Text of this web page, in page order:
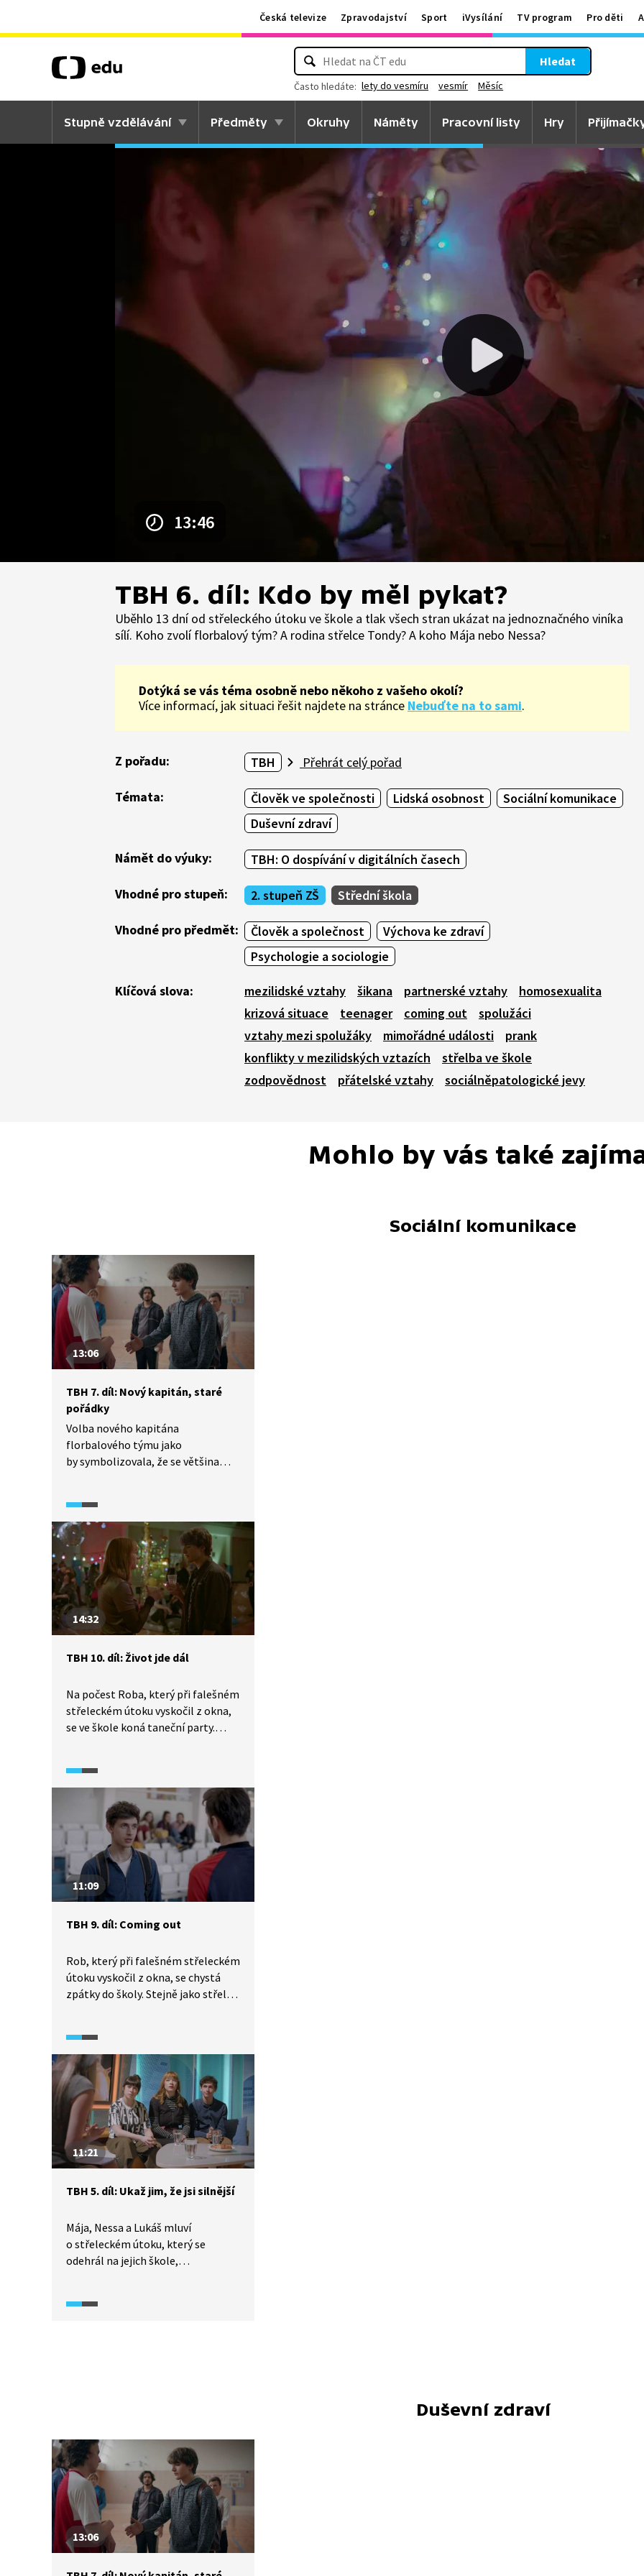
Česká televize Zpravodajství Sport iVysílání TV program Pro děti
Hledat
Často hledáte: lety do vesmíru vesmír Měsíc
Stupně vzdělávání Předměty Okruhy Náměty Pracovní listy Hry
13:46
TBH 6. díl: Kdo by měl pykat?
Uběhlo 13 dní od střeleckého útoku ve škole a tlak všech stran ukázat na jednoznačného viníka
sílí. Koho zvolí florbalový tým? A rodina střelce Tondy? A koho Mája nebo Nessa?
Dotýká se vás téma osobně nebo někoho z vašeho okolí?
Více informací, jak situaci řešit najdete na stránce Nebuďte na to sami.
Z pořadu: TBH Přehrát celý pořad
Témata: Člověk ve společnosti Lidská osobnost
Sociální komunikace
Duševní zdraví
Námět do výuky: TBH: O dospívání v digitálních časech
Vhodné pro stupeň: 2. stupeň ZŠ Střední škola
Vhodné pro předmět: Člověk a společnost
Výchova ke zdraví
Psychologie a sociologie
Klíčová slova: mezilidské vztahy šikana partnerské vztahy
homosexualita
krizová situace
teenager coming out
spolužáci
vztahy mezi spolužáky
mimořádné události
prank
konflikty v mezilidských vztazích
střelba ve škole
zodpovědnost
přátelské vztahy sociálněpatologické jevy
Mohlo by vás také
Sociální komunikace
13:06
TBH 7. díl: Nový kapitán, staré
pořádky
Volba nového kapitána
florbalového týmu jako
by symbolizovala, že se většina
ve škole. Florbal, vztahy, party. Je
to ale možné? Jak situaci ovlivní
střelec Tonda, který navštíví
florbalový trénink, kde má celá
nešťastná událost kořeny?
14:32
TBH 10. díl: Život jde dál
Na počest Roba, který při falešném
střeleckém útoku vyskočil z okna,
se ve škole koná taneční party.
většina z nich nezapomněla, ale
zdá se, že mnohým z nich tahle
situace pomohla. Posunout se,
poznat se a najít cestu
ke spřízněným duším.
11:09
TBH 9. díl: Coming out
Rob, který při falešném střeleckém
útoku vyskočil z okna, se chystá
zpátky do školy. Stejně jako střelec
chce udělat a všem říct. Přinese
jeho přiznání ohledně sexuální
orientace happy end?
11:21
TBH 5. díl: Ukaž jim, že jsi silnější
Mája, Nessa a Lukáš mluví
o střeleckém útoku, který se
odehrál na jejich škole,
společnost z toho, jaký tlak
Duševní zdraví
13:06